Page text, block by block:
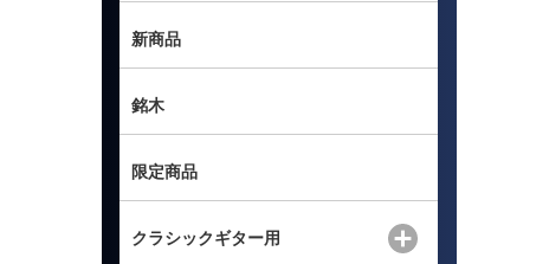
新商品
銘木
限定商品
クラシックギター用